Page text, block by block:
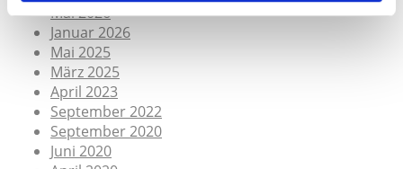
Mai 2026
Januar 2026
Mai 2025
März 2025
April 2023
September 2022
September 2020
Juni 2020